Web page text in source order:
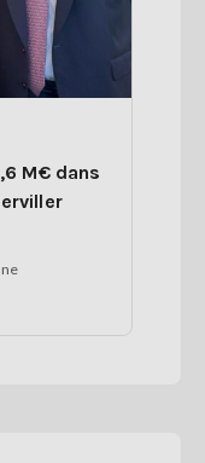
M€ dans